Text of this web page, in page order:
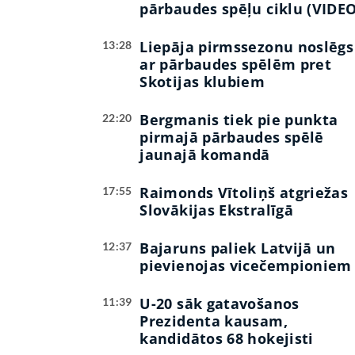
pārbaudes spēļu ciklu
13:28
Liepāja pirmssezonu noslēgs
ar pārbaudes spēlēm pret
Skotijas klubiem
22:20
Bergmanis tiek pie punkta
pirmajā pārbaudes spēlē
jaunajā komandā
17:55
Raimonds Vītoliņš atgriežas
Slovākijas Ekstralīgā
12:37
Bajaruns paliek Latvijā un
pievienojas vicečempioniem
11:39
U-20 sāk gatavošanos
Prezidenta kausam,
kandidātos 68 hokejisti